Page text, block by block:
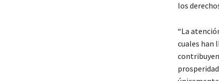
los
“La
cuales han